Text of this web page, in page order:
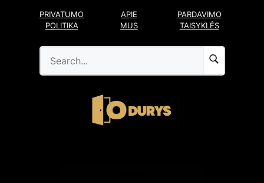
PRIVATUMO
POLITIKA
APIE
MUS
PARDAVIMO
TAISYKLĖS